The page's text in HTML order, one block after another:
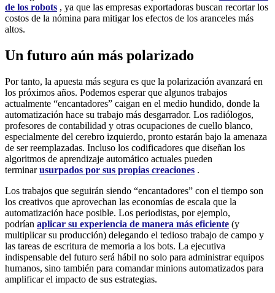
de los robots , ya que las empresas exportadoras buscan recortar los
costos de la nómina para mitigar los efectos de los aranceles más
altos.
Un futuro aún más polarizado
Por tanto, la apuesta más segura es que la polarización avanzará en
los próximos años. Podemos esperar que algunos trabajos
actualmente “encantadores” caigan en el medio hundido, donde la
automatización hace su trabajo más desgarrador. Los radiólogos,
profesores de contabilidad y otras ocupaciones de cuello blanco,
especialmente del cerebro izquierdo, pronto estarán bajo la amenaza
de ser reemplazadas. Incluso los codificadores que diseñan los
algoritmos de aprendizaje automático actuales pueden
terminarusurpados por sus propias creaciones .
Los trabajos que seguirán siendo “encantadores” con el tiempo son
los creativos que aprovechan las economías de escala que la
automatización hace posible. Los periodistas, por ejemplo,
podrían aplicar su experiencia de manera más eficiente (y
multiplicar su producción) delegando el tedioso trabajo de campo y
las tareas de escritura de memoria a los bots. La ejecutiva
indispensable del futuro será hábil no solo para administrar equipos
humanos, sino también para comandar minions automatizados para
amplificar el impacto de sus estrategias.